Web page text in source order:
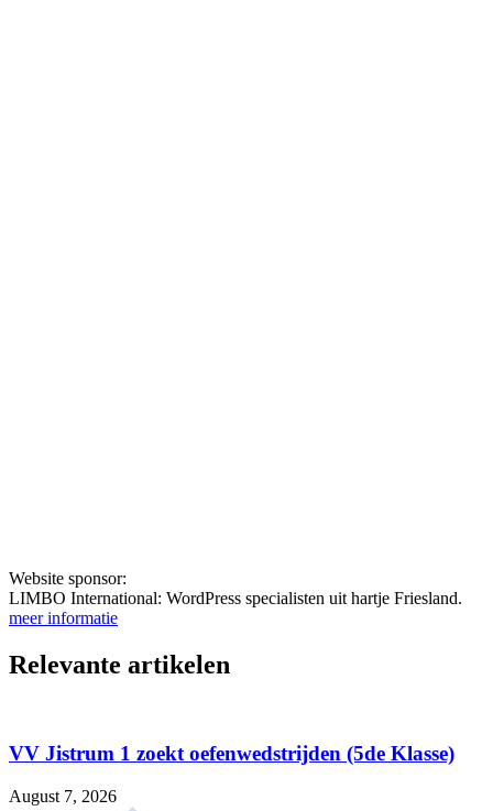
Website sponsor:
LIMBO International: WordPress specialisten uit hartje Friesland.
meer informatie
Relevante artikelen
VV Jistrum 1 zoekt oefenwedstrijden (5de Klasse)
August 7, 2026